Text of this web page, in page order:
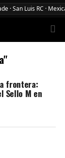
· San Luis RC ·
frontera:
Sello M en